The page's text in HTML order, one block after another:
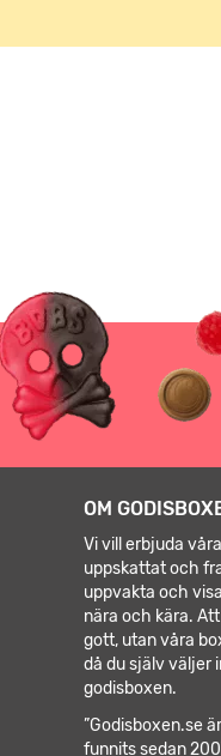
OM
Vi vill erbjuda
uppskattat och
uppvakta och
nära och kära.
gott, utan våra
då du själv väljer
godisboxen.
”Godisboxen.se
funnits sedan